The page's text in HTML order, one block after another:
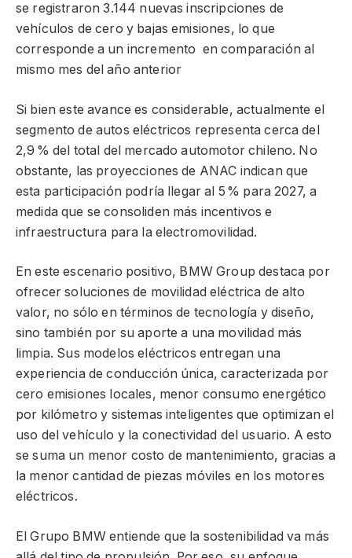
se registraron 3.144 nuevas inscripciones de
vehículos de cero y bajas emisiones, lo que
corresponde a un incremento en comparación al
mismo mes del año anterior
Si bien este avance es considerable, actualmente el
segmento de autos eléctricos representa cerca del
2,9 % del total del mercado automotor chileno. No
obstante, las proyecciones de ANAC indican que
esta participación podría llegar al 5 % para 2027, a
medida que se consoliden más incentivos e
infraestructura para la electromovilidad.
En este escenario positivo, BMW Group destaca por
ofrecer soluciones de movilidad eléctrica de alto
valor, no sólo en términos de tecnología y diseño,
sino también por su aporte a una movilidad más
limpia. Sus modelos eléctricos entregan una
experiencia de conducción única, caracterizada por
cero emisiones locales, menor consumo energético
por kilómetro y sistemas inteligentes que optimizan el
uso del vehículo y la conectividad del usuario. A esto
se suma un menor costo de mantenimiento, gracias a
la menor cantidad de piezas móviles en los motores
eléctricos.
El Grupo BMW entiende que la sostenibilidad va más